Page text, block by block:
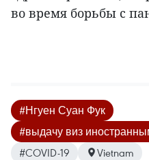
во время борьбы с
#Нгуен Суан Фук
#выдачу виз
#COVID-19
Vietnam